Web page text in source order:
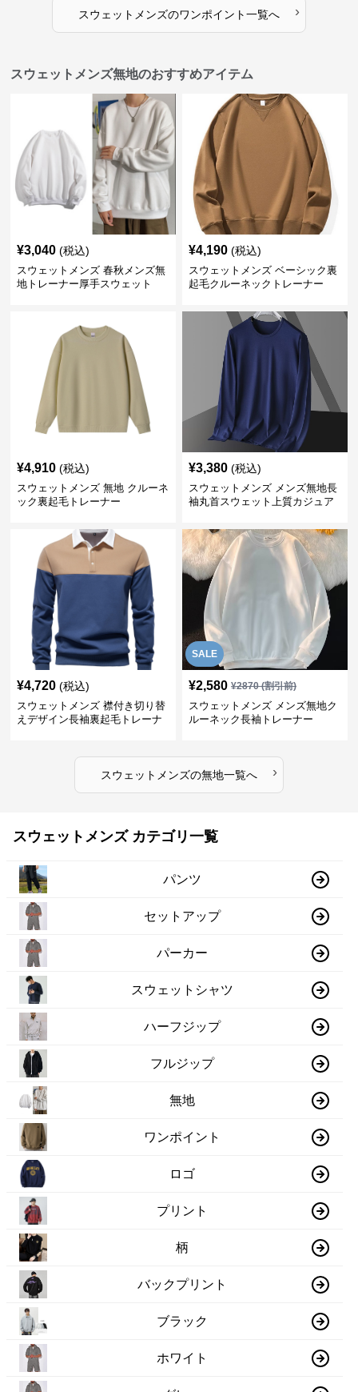
スウェットメンズのワンポイント一覧へ ›
スウェットメンズ無地のおすすめアイテム
¥3,040 (税込)
スウェットメンズ 春秋メンズ無
地トレーナー厚手スウェット
¥4,190 (税込)
スウェットメンズ ベーシック裏
起毛クルーネックトレーナー
¥4,910 (税込)
スウェットメンズ 無地 クルーネ
ック裏起毛トレーナー
¥3,380 (税込)
スウェットメンズ メンズ無地長
袖丸首スウェット上質カジュア
¥4,720 (税込)
スウェットメンズ 襟付き切り替
えデザイン長袖裏起毛トレーナ
SALE
¥2,580 ¥2870(割引前)
スウェットメンズ メンズ無地ク
ルーネック長袖トレーナー
スウェットメンズの無地一覧へ ›
スウェットメンズ カテゴリ一覧
パンツ
セットアップ
パーカー
スウェットシャツ
ハーフジップ
フルジップ
無地
ワンポイント
ロゴ
プリント
柄
バックプリント
ブラック
ホワイト